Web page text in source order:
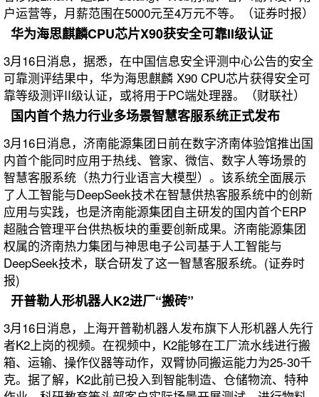
户运营等，月薪范围在5000元至4万元不等。（证券时报）
华为海思麒麟CPU芯片X90获安全可靠II级认证
3月16日消息，据悉，在中国信息安全评测中心公告的安全
可靠测评结果中，华为海思麒麟 X90 CPU芯片获得安全可
靠等级测评II级认证，或将用于PC端处理器。（财联社）
国内首个热力行业多场景智慧客服系统正式发布
3月16日消息，济南能源集团日前在数字济南体验馆推出国
内首个能同时应用于热线、管家、微信、数字人等场景的
智慧客服系统（热力行业语言大模型）。该系统全面展示
了人工智能与DeepSeek技术在智慧供热客服系统中的创新
应用与实践，也是济南能源集团自主研发的国内首个ERP
超融合管理平台供热板块的重要创新成果。济南能源集团
权属的济南热力集团与神思电子公司基于人工智能与
DeepSeek技术，联合研发了这一智慧客服系统。(证券时
报)
开普勒人形机器人K2进厂“搬砖”
3月16日消息，上海开普勒机器人发布旗下人形机器人先行
者K2上岗的视频。在视频中，K2能够在工厂流水线进行搬
箱、运输、操作仪器等动作，双臂协同搬运能力为25-30千
克。据了解，K2此前已投入到智能制造、仓储物流、特种